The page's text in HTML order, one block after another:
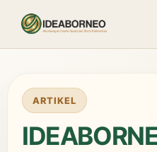
ARTIKEL